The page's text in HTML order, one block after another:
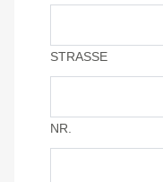
STRASSE
NR.